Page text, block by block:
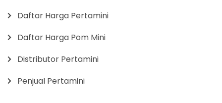
Daftar Harga Pertamini
Daftar Harga Pom Mini
Distributor Pertamini
Penjual Pertamini